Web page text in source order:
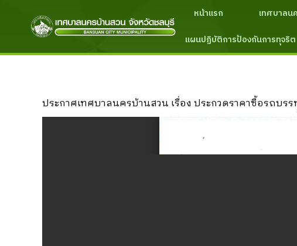
หน้าแรก เทศบาลน
แผนปฏิบัติการป้องกันการทุจริต
ประกาศเทศบาลนครบ้านสวน เรื่อง ประกวดราคาซื้อรถบร